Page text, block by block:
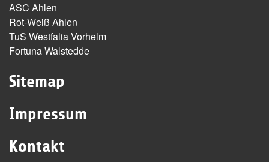
ASC Ahlen
Rot-Weiß Ahlen
TuS Westfalia Vorhelm
Fortuna Walstedde
Sitemap
Impressum
Kontakt